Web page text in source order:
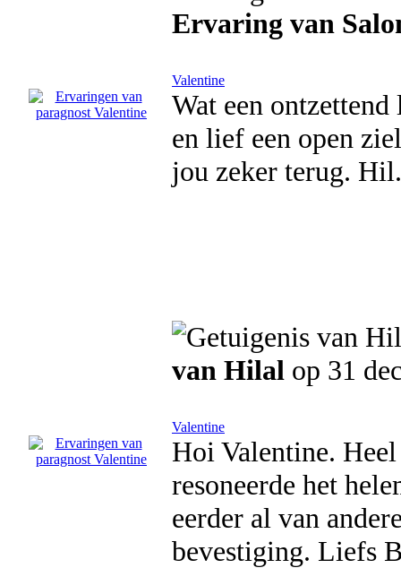
Ervaring van
Valentine
Wat een
en lief een open
jou zeker terug. Hil.
van Hilal op 31
Valentine
Hoi Valentine.
resoneerde het
eerder al van
bevestiging. Liefs